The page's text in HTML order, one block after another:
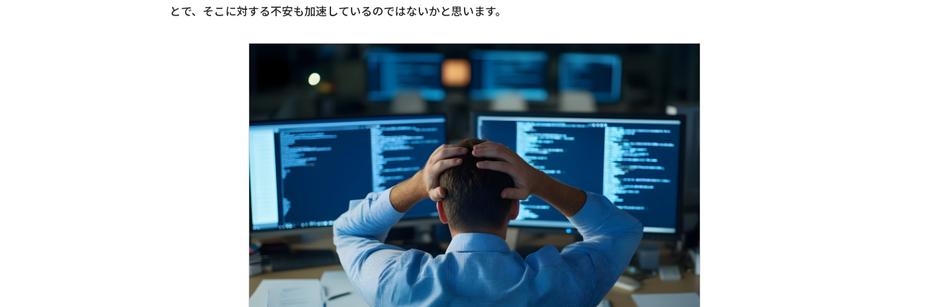
とで、そこに対する不安も加速しているのではないかと思います。